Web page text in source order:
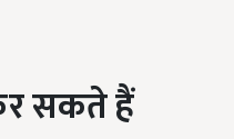
सकते हैं